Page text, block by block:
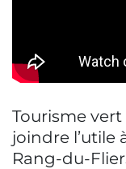
Tourisme
joindre l’utile
Rang-du-